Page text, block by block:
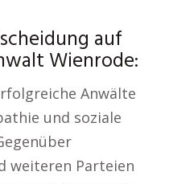
auf
Wienrode:
Anwälte
und soziale
weiteren Parteien